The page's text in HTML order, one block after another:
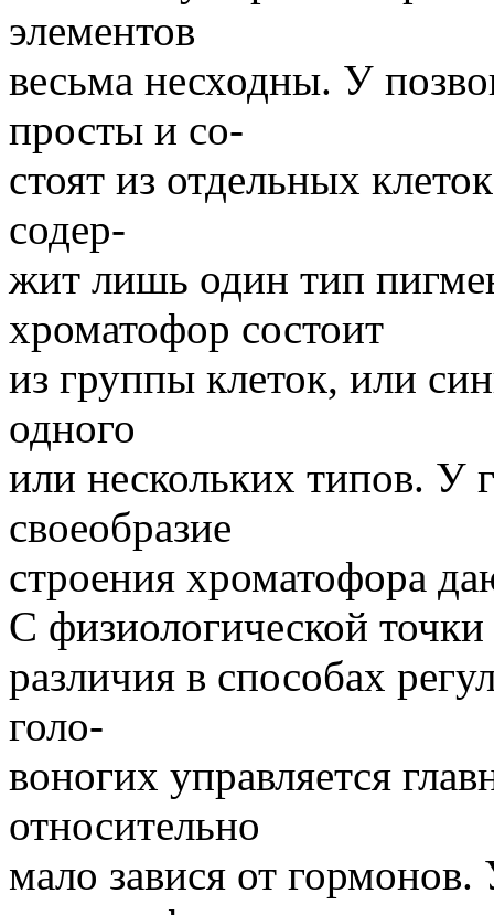
элементов
весьма несходны. У
просты и со-
стоят из отдельных
содер-
жит лишь один тип
хроматофор состоит
из группы клеток, или
одного
или нескольких типов. У
своеобразие
строения хроматофора
С физиологической
различия в способах
голо-
воногих управляется
относительно
мало завися от